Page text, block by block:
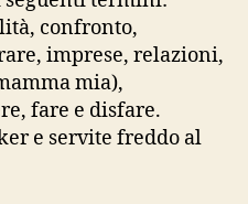
confronto,
imprese, relazioni,
mia),
fare e disfare.
e servite freddo al